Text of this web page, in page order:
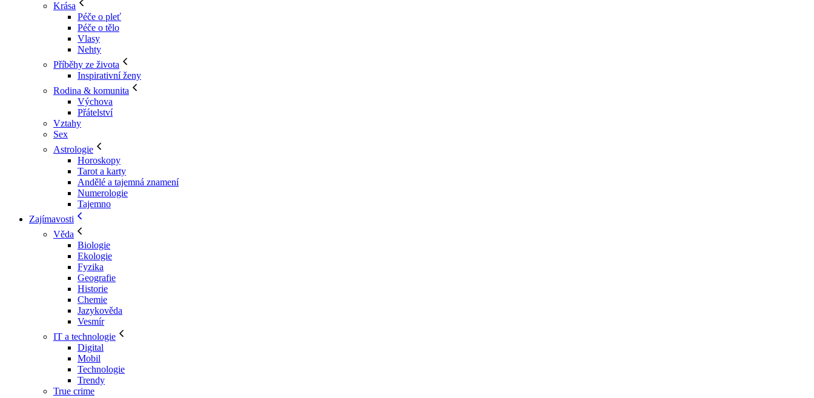
Krása
Péče o pleť
Péče o tělo
Vlasy
Nehty
Příběhy ze života
Inspirativní ženy
Rodina & komunita
Výchova
Přátelství
Vztahy
Sex
Astrologie
Horoskopy
Tarot a karty
Andělé a tajemná znamení
Numerologie
Tajemno
Zajímavosti
Věda
Biologie
Ekologie
Fyzika
Geografie
Historie
Chemie
Jazykověda
Vesmír
IT a technologie
Digital
Mobil
Technologie
Trendy
True crime